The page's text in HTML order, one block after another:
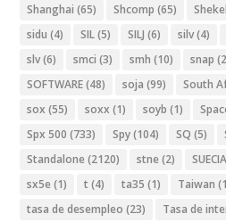
Shanghai (65) Shcomp (65) Shekel
sidu (4) SIL(5) SILJ (6) silv(4)
slv(6) smci (3) smh (10) snap
SOFTWARE(48) soja (99) South
sox (55) soxx (1) soyb (1)
Spx 500 (733) Spy(104) SQ (5)
Standalone (2120) stne (2) SUECIA
sx5e (1) t (4) ta35 (1) Taiwan
tasa de desempleo (23) Tasa de